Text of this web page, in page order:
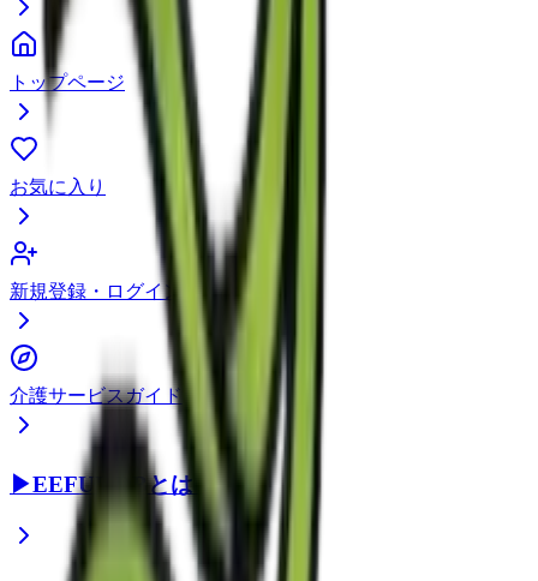
トップページ
お気に入り
新規登録・ログイン
介護サービスガイド
▶EEFUL DBとは？